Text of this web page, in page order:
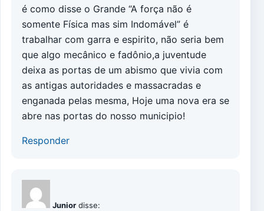
é como disse o Grande “A força não é
somente Física mas sim Indomável” é
trabalhar com garra e espirito, não seria bem
que algo mecânico e fadônio,a juventude
deixa as portas de um abismo que vivia com
as antigas autoridades e massacradas e
enganada pelas mesma, Hoje uma nova era se
abre nas portas do nosso municipio!
Responder
Junior disse: